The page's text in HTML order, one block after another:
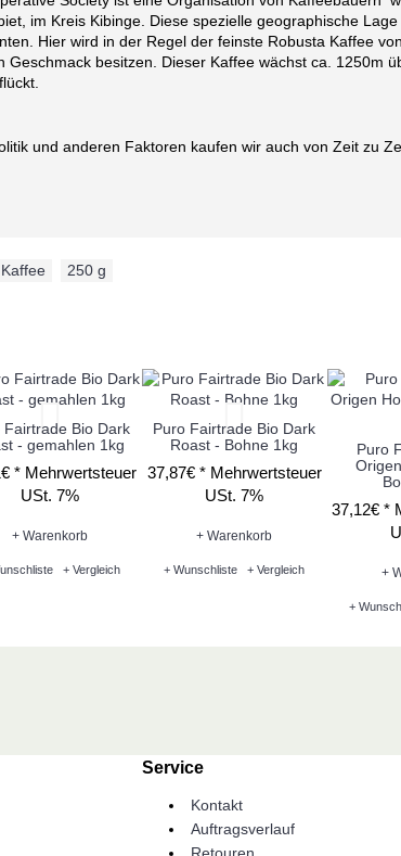
im Kreis Kibinge. Diese spezielle geographische
Hier wird in der Regel der feinste Robusta Kaffee
besitzen. Dieser Kaffee wächst ca. 1250m
und anderen Faktoren kaufen wir auch von Zeit zu
Kaffee 250 g
Fairtrade Bio Dark
- gemahlen 1kg
* Mehrwertsteuer
USt. 7%
+ Warenkorb
+ Vergleich
Puro Fairtrade Bio Dark
Roast - Bohne 1kg
37,87€ * Mehrwertsteuer
USt. 7%
+ Warenkorb
+ Wunschliste + Vergleich
Puro
37,12€ *
+
+
Service
Kontakt
Auftragsverlauf
Retouren